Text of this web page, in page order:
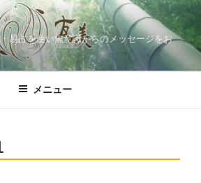
易占を使い無意識からのメッセージをお
メニュー